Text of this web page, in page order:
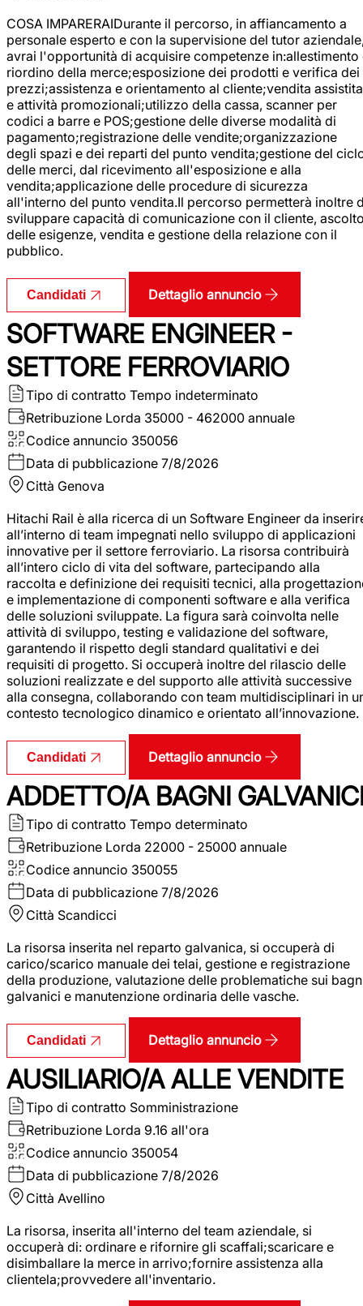
COSA IMPARERAIDurante il percorso, in affiancamento a
personale esperto e con la supervisione del tutor
avrai l'opportunità di acquisire competenze in:allestimento
riordino della merce;esposizione dei prodotti e verifica dei
prezzi;assistenza e orientamento al cliente;vendita assistita
e attività promozionali;utilizzo della cassa, scanner per
codici a barre e POS;gestione delle diverse modalità di
pagamento;registrazione delle vendite;organizzazione
degli spazi e dei reparti del punto vendita;gestione del
delle merci, dal ricevimento all'esposizione e alla
vendita;applicazione delle procedure di sicurezza
all'interno del punto vendita.Il percorso permetterà inoltre
sviluppare capacità di comunicazione con il cliente,
delle esigenze, vendita e gestione della relazione con il
pubblico.
Candidati Dettaglio annuncio
SOFTWARE ENGINEER -
SETTORE FERROVIARIO
Tipo di contratto Tempo indeterminato
Retribuzione Lorda 35000 - 462000 annuale
Codice annuncio 350056
Data di pubblicazione 7/8/2026
Città Genova
Hitachi Rail è alla ricerca di un Software Engineer da
all’interno di team impegnati nello sviluppo di applicazioni
innovative per il settore ferroviario. La risorsa contribuirà
all’intero ciclo di vita del software, partecipando alla
raccolta e definizione dei requisiti tecnici, alla
e implementazione di componenti software e alla verifica
delle soluzioni sviluppate. La figura sarà coinvolta nelle
attività di sviluppo, testing e validazione del software,
garantendo il rispetto degli standard qualitativi e dei
requisiti di progetto. Si occuperà inoltre del rilascio delle
soluzioni realizzate e del supporto alle attività successive
alla consegna, collaborando con team multidisciplinari in
contesto tecnologico dinamico e orientato all’innovazione.
Candidati Dettaglio annuncio
ADDETTO/A BAGNI
Tipo di contratto Tempo determinato
Retribuzione Lorda 22000 - 25000 annuale
Codice annuncio 350055
Data di pubblicazione 7/8/2026
Città Scandicci
La risorsa inserita nel reparto galvanica, si occuperà di
carico/scarico manuale dei telai, gestione e registrazione
della produzione, valutazione delle problematiche sui
galvanici e manutenzione ordinaria delle vasche.
Candidati Dettaglio annuncio
AUSILIARIO/A ALLE VENDITE
Tipo di contratto Somministrazione
Retribuzione Lorda 9.16 all'ora
Codice annuncio 350054
Data di pubblicazione 7/8/2026
Città Avellino
La risorsa, inserita all'interno del team aziendale, si
occuperà di: ordinare e rifornire gli scaffali;scaricare e
disimballare la merce in arrivo;fornire assistenza alla
clientela;provvedere all'inventario.